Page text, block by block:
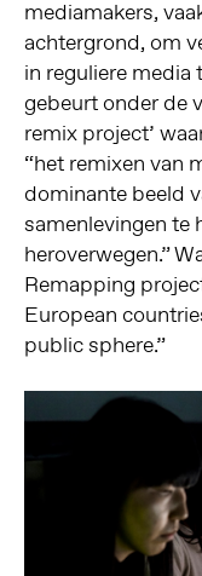
mediamakers,
achtergrond, om
in reguliere media
gebeurt onder de
remix project’
“het remixen van
dominante beeld
samenlevingen te
heroverwegen.”
Remapping
European
public sphere.”